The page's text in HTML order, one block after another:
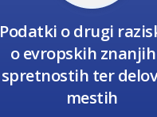
Podatki o drugi
o evropskih
spretnostih ter
mestih